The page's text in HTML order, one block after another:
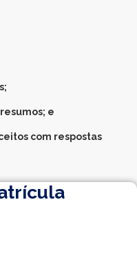
e
com respostas